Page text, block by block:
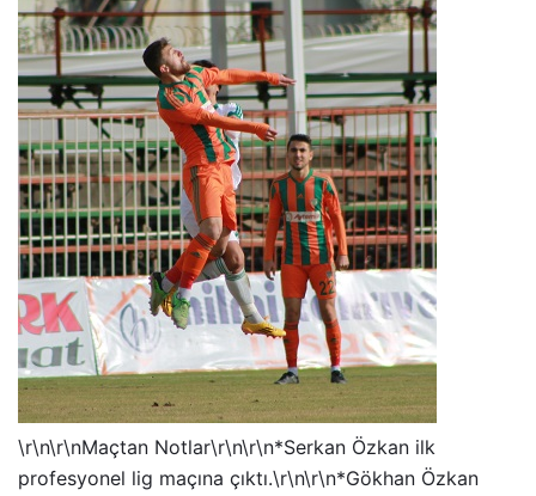
\r\n\r\nMaçtan Notlar\r\n\r\n*Serkan Özkan ilk
profesyonel lig maçına çıktı.\r\n\r\n*Gökhan Özkan